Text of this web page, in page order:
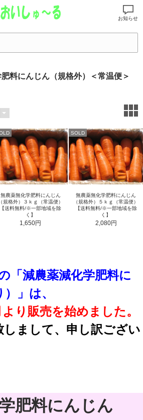
お知らせ
料にんじん（規格外）＜常温便＞
無農薬無化学肥料にんじん
（規格外）３ｋｇ（常温便）
【送料無料/※一部地域を除
く】
1,650円
SOLD
無農薬無化学肥料にんじん
（規格外）５ｋｇ（常温便）
【送料無料/※一部地域を除
く】
2,080円
「減農薬減化学肥料に
」は、
り販売を始めました。
しまして、申し訳ござい
肥料にんじん